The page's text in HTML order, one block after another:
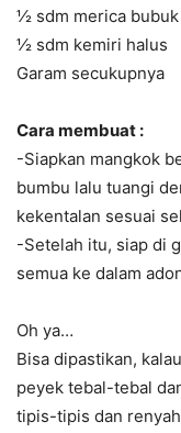
½ sdm merica bubuk
½ sdm kemiri halus
Garam secukupnya
Cara membuat :
-Siapkan mangkok
bumbu lalu tuangi
kekentalan sesuai
-Setelah itu, siap di
semua ke dalam
Oh ya…
Bisa dipastikan,
peyek tebal-tebal
tipis-tipis dan